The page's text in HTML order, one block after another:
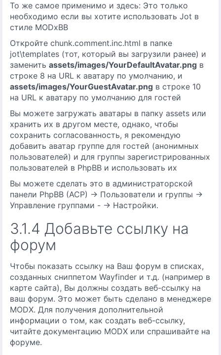
То же самое применимо и здесь: Это только
необходимо если вы хотите использовать Jot в
стиле MODxBB
Откройте chunk.comment.inc.html в папке
jot\templates (тот, который вы загрузили ранее) и
заменить assets/images/YourDefaultAvatar.png в
строке 8 на URL к аватару по умолчанию, и
assets/images/YourGuestAvatar.png в строке 10
на URL к аватару по умолчанию для гостей
Вы можете загружать аватары в папку assets или
хранить их в другом месте, однако, чтобы
сохранить согласованность, я рекомендую
добавить аватар группе для гостей (анонимных
пользователей) и для группы зарегистрированных
пользователей в PhpBB и использовать их
Вы можете сделать это в администраторской
панели PhpBB (ACP) -> Пользователи и группы ->
Управление группами - -> Настройки.
3.1.4 Добавьте ссылку на
форум
Чтобы показать ссылку на Ваш форум в списках,
созданных сниппетом Wayfinder и т.д. (например в
карте сайта), Вы должны создать веб-ссылку на
ваш форум. Это может быть сделано в менеджере
MODX. Для получения дополнительной
информации о том, как создать веб-ссылку,
читайте документацию MODX или спрашивайте на
форуме.